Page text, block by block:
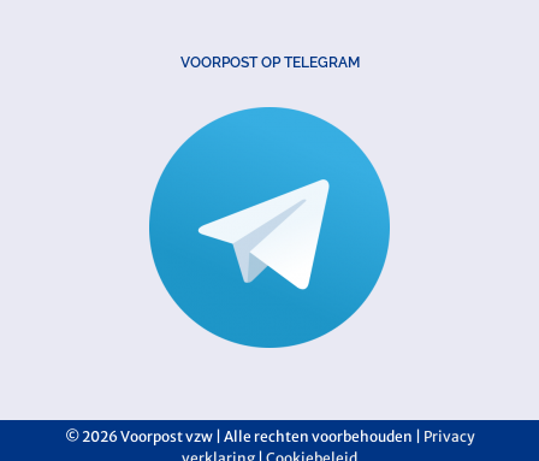
VOORPOST OP TELEGRAM
©2026 Voorpost vzw | Alle rechten voorbehouden | Privacy